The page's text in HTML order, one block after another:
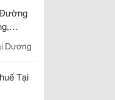
Đẹp
Dương
Tại